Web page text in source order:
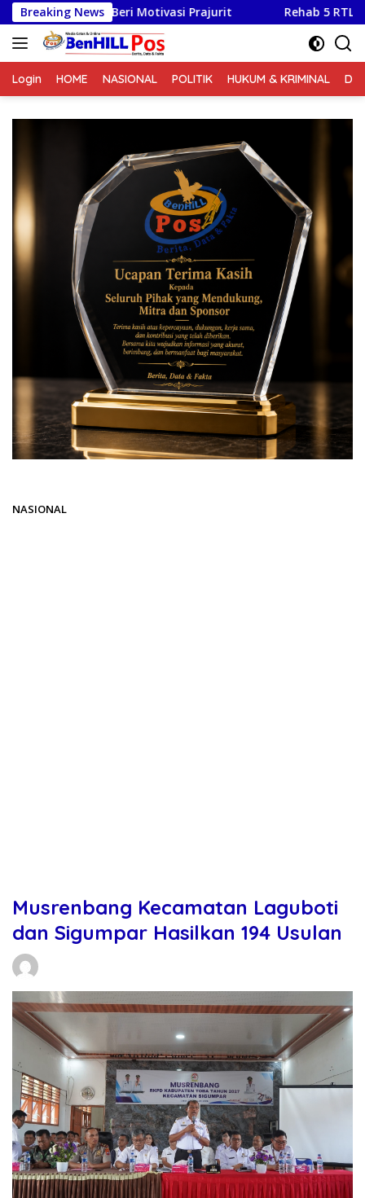
Langsung
ke
konten
Breaking News
Motivasi Prajurit Rehab 5 RTLH Segera Rampung,
Login HOME NASIONAL POLITIK HUKUM & KRIMINAL
NASIONAL
Musrenbang Kecamatan Laguboti
dan Sigumpar Hasilkan 194 Usulan